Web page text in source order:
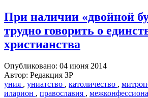
При наличии «двойной
трудно говорить о
христианства
Опубликовано: 04 июня 2014
Автор: Редакция ЗР
уния , униатство , католичество ,
иларион , православия ,